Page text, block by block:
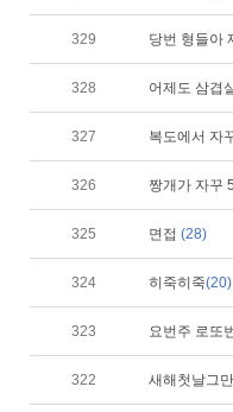
329 당번 형들아
328 어제도 삼겹
327 복도에서 자
326 짱개가 자꾸
325 면접 (28)
324 히죽히죽(20)
323 요번주 로또
322 새해첫날그